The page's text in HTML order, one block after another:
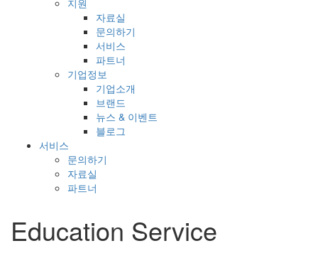
자료실
문의하기
서비스
파트너
기업정보
기업소개
브랜드
뉴스 & 이벤트
블로그
서비스
문의하기
자료실
파트너
Education Service